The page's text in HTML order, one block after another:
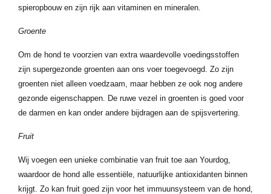
spieropbouw en zijn rijk aan vitaminen en mineralen.
Groente
Om de hond te voorzien van extra waardevolle voedingsstoffen
zijn supergezonde groenten aan ons voer toegevoegd. Zo zijn
groenten niet alleen voedzaam, maar hebben ze ook nog andere
gezonde eigenschappen. De ruwe vezel in groenten is goed voor
de darmen en kan onder andere bijdragen aan de spijsvertering.
Fruit
Wij voegen een unieke combinatie van fruit toe aan Yourdog,
waardoor de hond alle essentiële, natuurlijke antioxidanten binnen
krijgt. Zo kan fruit goed zijn voor het immuunsysteem van de hond,